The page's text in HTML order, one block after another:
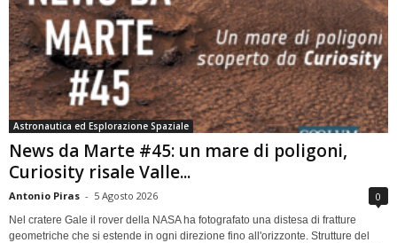
Astronautica ed Esplorazione Spaziale
News da Marte #45: un mare di poligoni,
Curiosity risale Valle...
Antonio Piras - 5 Agosto 2026 0
Nel cratere Gale il rover della NASA ha fotografato una distesa di fratture
geometriche che si estende in ogni direzione fino all'orizzonte. Strutture del